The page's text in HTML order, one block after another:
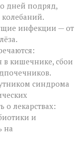
дней подряд,
инфекции — от
в кишечнике, сбои
синдрома
о лекарствах:
и
на